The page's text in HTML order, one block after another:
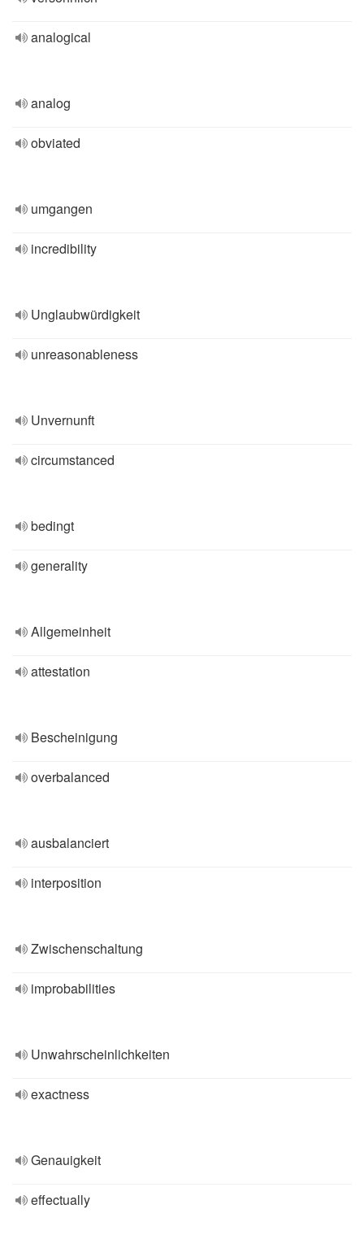
analogical
analog
obviated
umgangen
incredibility
Unglaubwürdigkeit
unreasonableness
Unvernunft
circumstanced
bedingt
generality
Allgemeinheit
attestation
Bescheinigung
overbalanced
ausbalanciert
interposition
Zwischenschaltung
improbabilities
Unwahrscheinlichkeiten
exactness
Genauigkeit
effectually